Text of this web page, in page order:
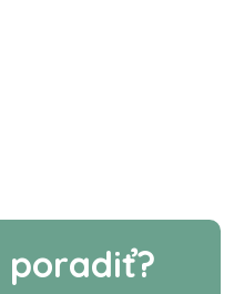
poradiť?